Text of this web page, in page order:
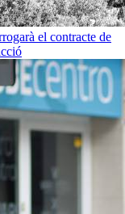
el contracte de